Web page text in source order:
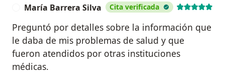
María Barrera Silva Cita verificada
Preguntó por detalles sobre la información que
le daba de mis problemas de salud y que
fueron atendidos por otras instituciones
médicas.